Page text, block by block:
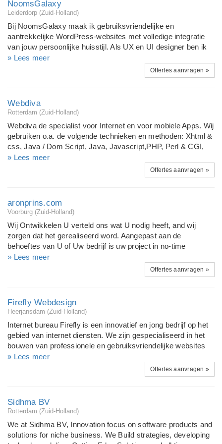
om verder te kijken op onze website (www.edit4u.nl) zodat u
gebied van multimedia Design & Technologie.
NoomsGalaxy
Leiderdorp (Zuid-Holland)
Bij NoomsGalaxy maak ik gebruiksvriendelijke en
aantrekkelijke WordPress-websites met volledige integratie
van jouw persoonlijke huisstijl. Als UX en UI designer ben ik
gespecialiseerd in het leveren van kwaliteit ontwerpen, alles
behalve de 'standaard Wordpress site'. Ook lever ik grafische
ontwerpen, logo’s en digitale illustraties. Ik geloof in een
samen tot het allerbeste resultaat te komen. Mijn focus ligt op
het creëren van een intuïtieve en gebruiksvriendelijke
jouw bedrijf en doelgroep.
» Lees meer
Offertes aanvragen »
Webdiva
Rotterdam (Zuid-Holland)
Webdiva de specialist voor Internet en voor mobiele Apps. Wij
gebruiken o.a. de volgende technieken en methoden: Xhtml &
css, Java / Dom Script, Java, Javascript,PHP, Perl & CGI,
Ajax & Flash, MySql Server & databases. En diverse Content
Management Systemen als: Joomla, Drupal, Wordpress &
Typo3. Behalve aan mobiele games en gadgets, is er ook
iphone, ipad en android (ook PDA). Wij maken alles voor
mobiel, voor Iphone en Ipad, voor Android, voor Blackbery, en
kunt u met al uw wensen bij ons terecht!
» Lees meer
Offertes aanvragen »
aronprins.com
Voorburg (Zuid-Holland)
Wij Ontwikkelen U verteld ons wat U nodig heeft, and wij
zorgen dat het gerealiseerd word. Aangepast aan de
behoeftes van U of Uw bedrijf is uw project in no-time
afgerond! U Onderhoud Het meest belangrijke is dat U zelf
alles kan bewerkend en bijhouden zonder onze hulp. Zo heeft
U ons niet telkens nodig mochten er aanpassingen nodig zijn.
gemakkelijk zelf kan veranderen wanneer nodig. Nazorg
Heeft U een vraag? Is iets niet duidelijk of heeft U toch hulp
voor het leven, en altijd beschikbaar om U snel bij te staan!
» Lees meer
Offertes aanvragen »
Firefly Webdesign
Heerjansdam (Zuid-Holland)
Internet bureau Firefly is een innovatief en jong bedrijf op het
gebied van internet diensten. We zijn gespecialiseerd in het
bouwen van professionele en gebruiksvriendelijke websites
en webshops met een onderscheidende uitstraling. De
websites en webshops die we bouwen zijn tevens optimaal te
vinden door zoekmachines en kunnen indien gewenst
Systeem), zodat u zelf de inhoud van uw website kan
aanpassen. Firefly kan u ook volledig van dienst zijn op het
het verzorgen van zoekmachine optimalisatie en Google
AdWords campagnes.
» Lees meer
Offertes aanvragen »
Sidhma BV
Rotterdam (Zuid-Holland)
We at Sidhma BV, Innovation focus on software products and
solutions for niche business. We Build strategies, developing